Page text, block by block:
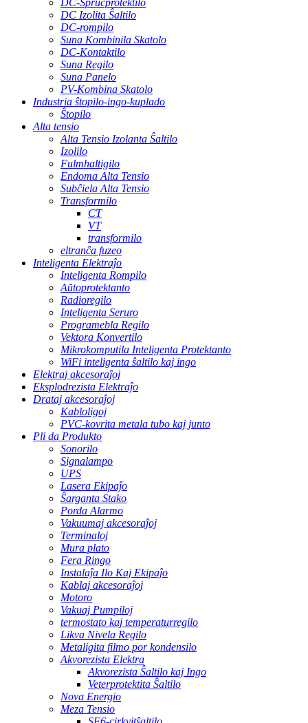
DC-Ŝprucprotektilo
DC Izolita Ŝaltilo
DC-rompilo
Suna Kombinila Skatolo
DC-Kontaktilo
Suna Regilo
Suna Panelo
PV-Kombina Skatolo
Industria ŝtopilo-ingo-kuplado
Ŝtopilo
Alta tensio
Alta Tensio Izolanta Ŝaltilo
Izolilo
Fulmhaltigilo
Endoma Alta Tensio
Subĉiela Alta Tensio
Transformilo
CT
VT
transformilo
eltranĉa fuzeo
Inteligenta Elektraĵo
Inteligenta Rompilo
Aŭtoprotektanto
Radioregilo
Inteligenta Seruro
Programebla Regilo
Vektora Konvertilo
Mikrokomputila Inteligenta Protektanto
WiFi inteligenta ŝaltilo kaj ingo
Elektraj akcesoraĵoj
Eksplodrezista Elektraĵo
Drataj akcesoraĵoj
Kabloligoj
PVC-kovrita metala tubo kaj junto
Pli da Produkto
Sonorilo
Signalampo
UPS
Lasera Ekipaĵo
Ŝarganta Stako
Porda Alarmo
Vakuumaj akcesoraĵoj
Terminaloj
Mura plato
Fera Ringo
Instalaĵa Ilo Kaj Ekipaĵo
Kablaj akcesoraĵoj
Motoro
Vakuaj Pumpiloj
termostato kaj temperaturregilo
Likva Nivela Regilo
Metaligita filmo por kondensilo
Akvorezista Elektra
Akvorezista Ŝaltilo kaj Ingo
Veterprotektita Ŝaltilo
Nova Energio
Meza Tensio